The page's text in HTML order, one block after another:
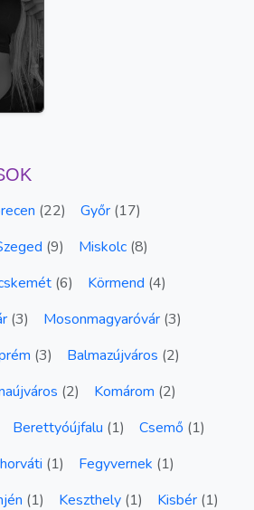
(22) Győr (17)
(9) Miskolc (8)
(6) Körmend (4)
(3) Mosonmagyaróvár (3)
(3) Balmazújváros (2)
(2) Komárom (2)
Berettyóújfalu (1) Csemő (1)
(1) Fegyvernek (1)
(1) Keszthely (1) Kisbér (1)